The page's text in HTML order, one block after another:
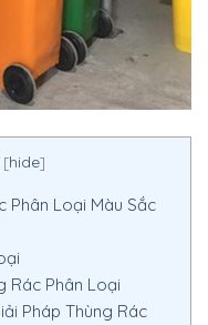
[hide]
Phân Loại Màu Sắc
Rác Phân Loại
Pháp Thùng Rác